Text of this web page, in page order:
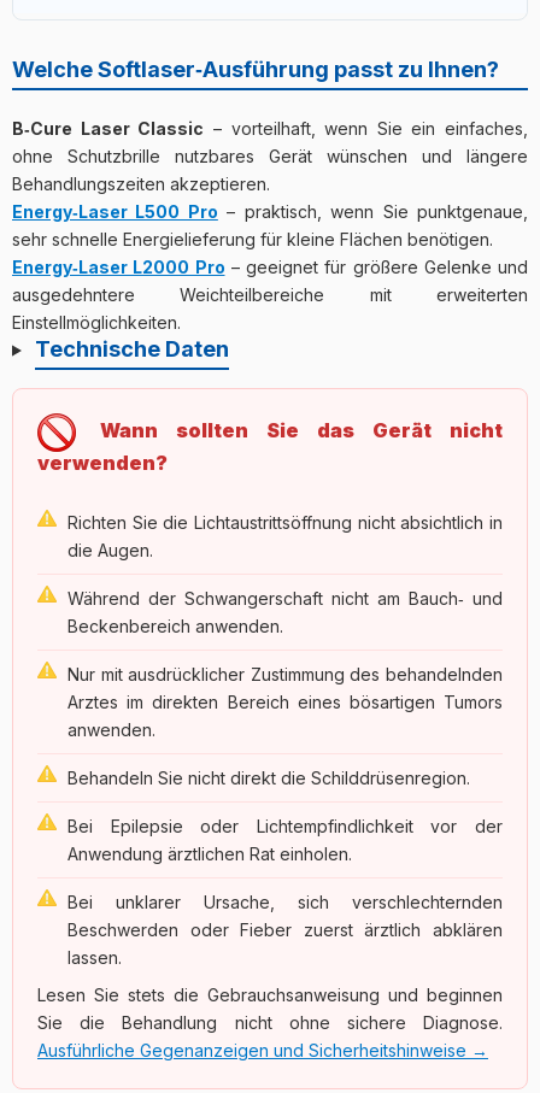
2 Stunden Dauerbetrieb. Das Laden dauert ca. 5–7
Stunden. Später können die Akkus gegen gleichartige
Welche Softlaser‑Ausführung passt zu Ihnen?
B‑Cure Laser Classic – vorteilhaft, wenn Sie ein einfaches,
ohne Schutzbrille nutzbares Gerät wünschen und längere
Behandlungszeiten akzeptieren.
Energy‑Laser L500 Pro – praktisch, wenn Sie punktgenaue,
sehr schnelle Energielieferung für kleine Flächen benötigen.
Energy‑Laser L2000 Pro – geeignet für größere Gelenke und
ausgedehntere Weichteilbereiche mit erweiterten
Einstellmöglichkeiten.
Technische Daten
Wann sollten Sie das Gerät nicht
verwenden?
Richten Sie die Lichtaustrittsöffnung nicht absichtlich in
die Augen.
Während der Schwangerschaft nicht am Bauch‑ und
Beckenbereich anwenden.
Nur mit ausdrücklicher Zustimmung des behandelnden
Arztes im direkten Bereich eines bösartigen Tumors
anwenden.
Behandeln Sie nicht direkt die Schilddrüsenregion.
Bei Epilepsie oder Lichtempfindlichkeit vor der
Anwendung ärztlichen Rat einholen.
Bei unklarer Ursache, sich verschlechternden
Beschwerden oder Fieber zuerst ärztlich abklären
lassen.
Lesen Sie stets die Gebrauchsanweisung und beginnen
Sie die Behandlung nicht ohne sichere Diagnose.
Ausführliche Gegenanzeigen und Sicherheitshinweise →